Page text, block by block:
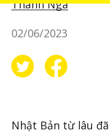
Thanh Nga
02/06/2023
Nhật Bản từ lâu